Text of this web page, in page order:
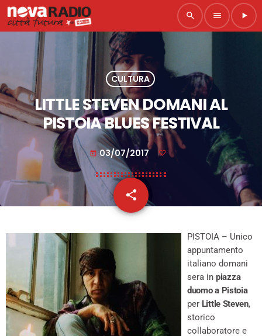
search menu play_arrow
CULTURA
LITTLE STEVEN DOMANI AL
PISTOIA BLUES FESTIVAL
today 03/07/2017
share
email
PISTOIA – Unico
appuntamento
italiano domani
sera in piazza
duomo a Pistoia
per Little Steven,
storico
collaboratore e